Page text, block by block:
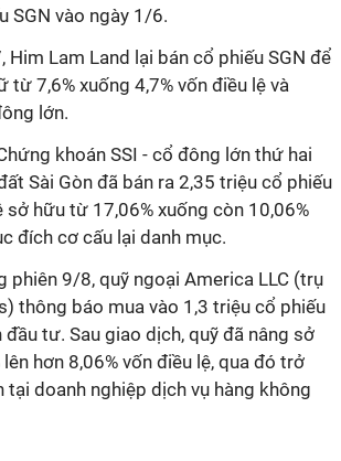
SGN vào ngày 1/6.
Him Lam Land lại bán cổ phiếu SGN để
từ 7,6% xuống 4,7% vốn điều lệ và
lớn.
khoán SSI - cổ đông lớn thứ hai
Sài Gòn đã bán ra 2,35 triệu cổ phiếu
sở hữu từ 17,06% xuống còn 10,06%
đích cơ cấu lại danh mục.
phiên 9/8, quỹ ngoại America LLC (trụ
thông báo mua vào 1,3 triệu cổ phiếu
tư. Sau giao dịch, quỹ đã nâng sở
hơn 8,06% vốn điều lệ, qua đó trở
tại doanh nghiệp dịch vụ hàng không